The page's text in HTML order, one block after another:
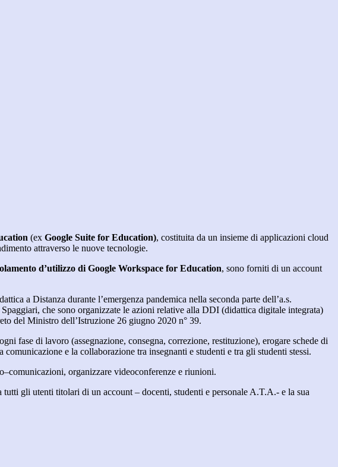
(ex Google Suite for Education), costituita da un insieme di applicazioni cloud
attraverso le nuove tecnologie.
d’utilizzo di Google Workspace for Education, sono forniti di un account
a Distanza durante l’emergenza pandemica nella seconda parte dell’a.s.
che sono organizzate le azioni relative alla DDI (didattica digitale integrata)
del Ministro dell’Istruzione 26 giugno 2020 n° 39.
fase di lavoro (assegnazione, consegna, correzione, restituzione), erogare schede di
e la collaborazione tra insegnanti e studenti e tra gli studenti stessi.
organizzare videoconferenze e riunioni.
tutti gli utenti titolari di un account – docenti, studenti e personale A.T.A.- e la sua